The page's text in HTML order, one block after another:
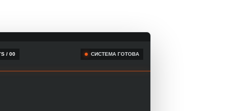
/ 00 СИСТЕМА ГОТОВА